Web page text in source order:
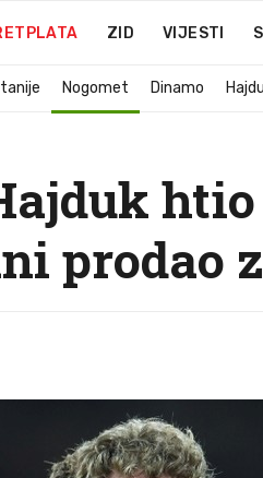
ZID VIJESTI
Nogomet Dinamo
prodao